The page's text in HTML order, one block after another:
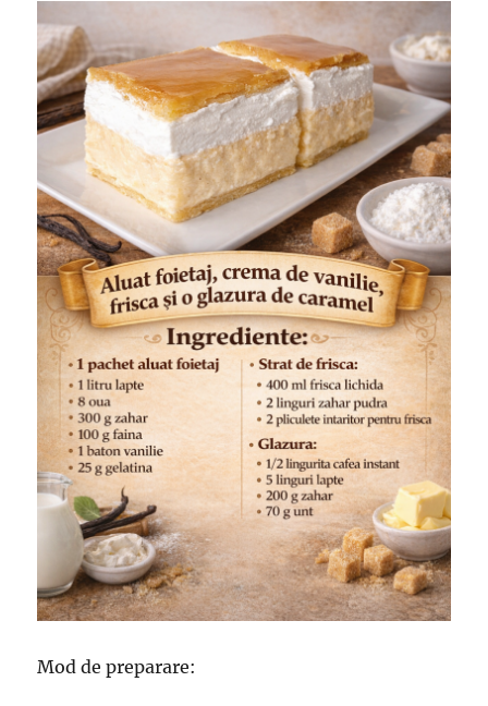
Mod de preparare: